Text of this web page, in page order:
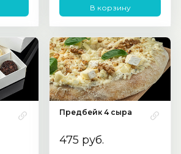
В корзину
Предбейк 4 сыра
475 руб.